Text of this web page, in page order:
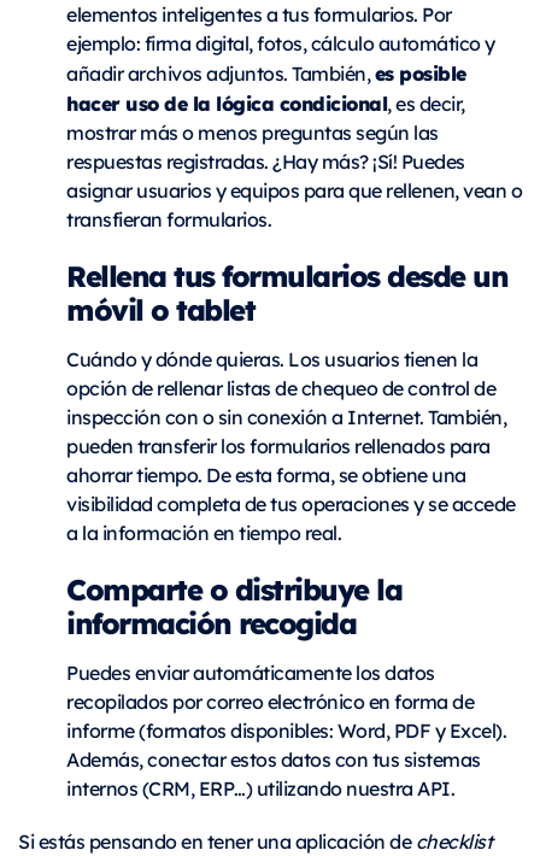
elementos inteligentes a tus formularios. Por
ejemplo: firma digital, fotos, cálculo automático y
añadir archivos adjuntos. También,es posible
hacer uso de la lógica condicional, es decir,
mostrar más o menos preguntas según las
respuestas registradas. ¿Hay más? ¡Sí! Puedes
asignar usuarios y equipos para que rellenen, vean o
transfieran formularios.
Rellena tus formularios desde un
móvil o tablet
Cuándo y dónde quieras. Los usuarios tienen la
opción de rellenar listas de chequeo de control de
inspección con o sin conexión a Internet. También,
pueden transferir los formularios rellenados para
ahorrar tiempo. De esta forma, se obtiene una
visibilidad completa de tus operaciones y se accede
a la información en tiempo real.
Comparte o distribuye la
información recogida
Puedes enviar automáticamente los datos
recopilados por correo electrónico en forma de
informe (formatos disponibles: Word, PDF y Excel).
Además, conectar estos datos con tus sistemas
internos (CRM, ERP…) utilizando nuestra API.
Si estás pensando en tener una aplicación dechecklist